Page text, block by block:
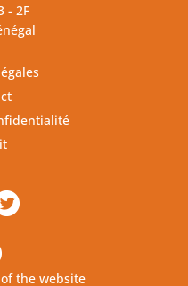
- 2F
the website